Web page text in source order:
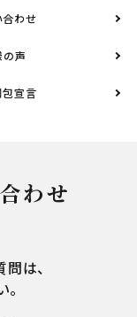
合わせ
の声
包宣言
わせ
は、